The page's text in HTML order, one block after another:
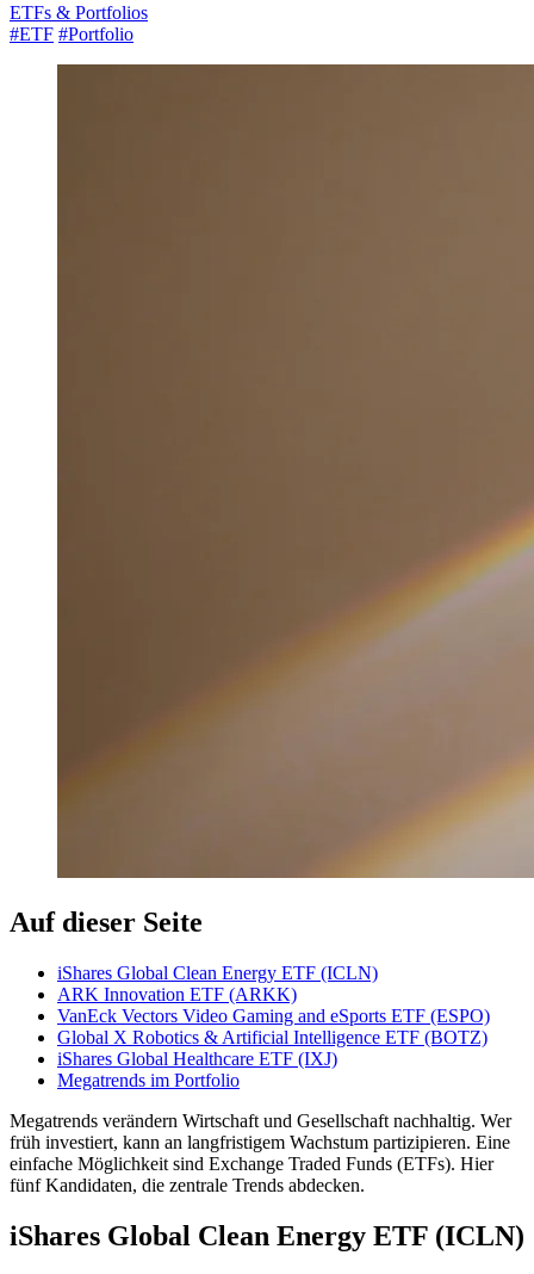
ETFs & Portfolios
#ETF #Portfolio
Auf dieser Seite
iShares Global Clean Energy ETF (ICLN)
ARK Innovation ETF (ARKK)
VanEck Vectors Video Gaming and eSports ETF (ESPO)
Global X Robotics & Artificial Intelligence ETF (BOTZ)
iShares Global Healthcare ETF (IXJ)
Megatrends im Portfolio
Megatrends verändern Wirtschaft und Gesellschaft nachhaltig. Wer
früh investiert, kann an langfristigem Wachstum partizipieren. Eine
einfache Möglichkeit sind Exchange Traded Funds (ETFs). Hier
fünf Kandidaten, die zentrale Trends abdecken.
iShares Global Clean Energy ETF (ICLN)